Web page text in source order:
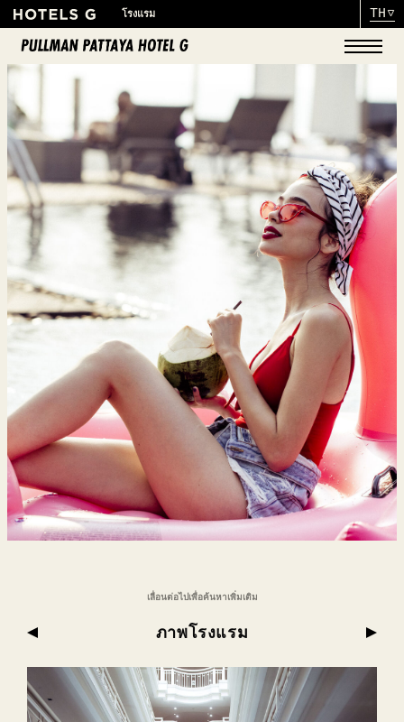
โรงแรม TH
เลื่อนต่อไปเพื่อค้นหาเพิ่มเติม
ภาพโรงแรม